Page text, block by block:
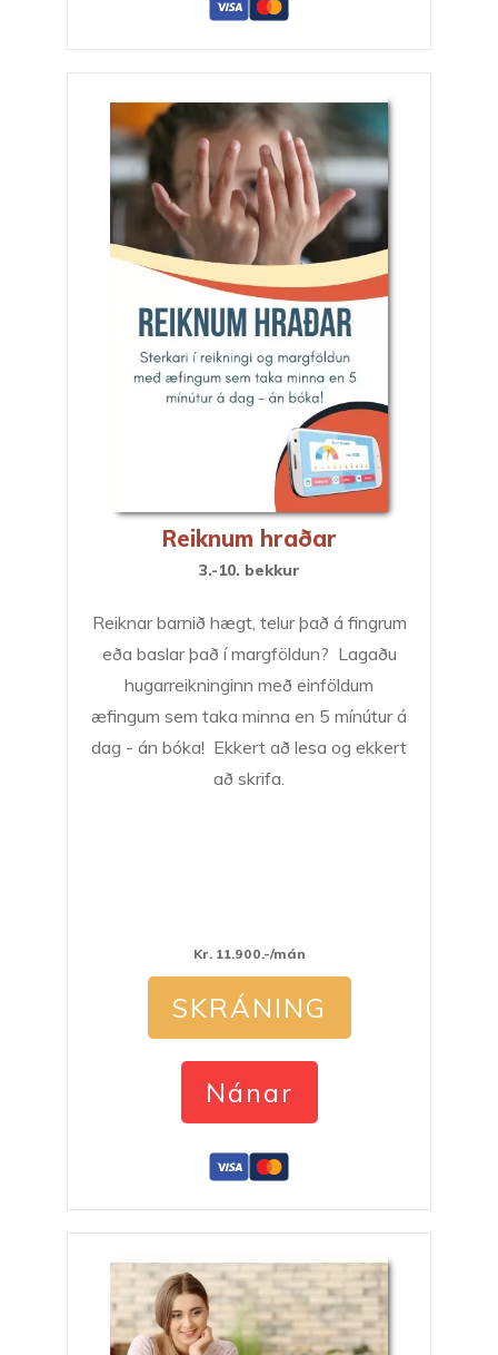
Reiknum hraðar
3.-10. bekkur
Reiknar barnið hægt, telur það á fingrum
eða baslar það í margföldun? Lagaðu
hugarreikninginn með einföldum
æfingum sem taka minna en 5 mínútur á
dag - án bóka! Ekkert að lesa og ekkert
að skrifa.
Kr. 11.900.-/mán
SKRÁNING
Nánar